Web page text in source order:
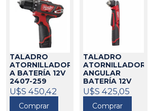
TALADRO
ATORNILLADOR
A BATERÍA 12V
2407-259
MILWAUKEE
271091
U$S 450,42
Comprar
TALADRO
ATORNILLADOR
ANGULAR
BATERÍA 12V
2415-159
MILWAUKEE
271085
U$S 425,05
Comprar